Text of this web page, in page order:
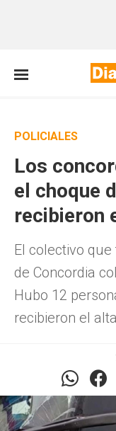
POLICIALES
Los
el choque
recibieron
El colectivo
de Concordia
Hubo 12
recibieron el